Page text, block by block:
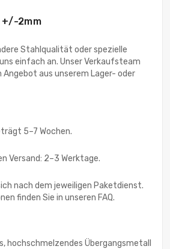
+/-2mm
Stahlqualität oder spezielle
einfach an. Unser Verkaufsteam
aus unserem Lager- oder
5–7 Wochen.
Versand: 2–3 Werktage.
nach dem jeweiligen Paketdienst.
finden Sie in unseren FAQ.
hochschmelzendes Übergangsmetall